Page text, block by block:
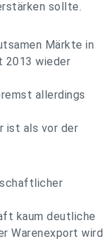
sollte.
Märkte in
2013 wieder
allerdings
ist als vor der
kaum deutliche
Warenexport wird